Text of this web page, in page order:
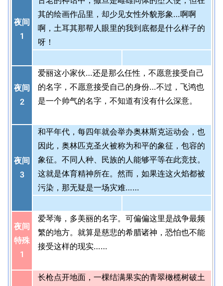
夜间
1
其的绘画作品里，却少见女性外貌形象…啊啊
啊，土耳其那帮人眼里的我到底都是什么样子的
呀！
夜间
2
爱丽这小家伙…还是那么任性，不愿意接受自己
的名字，不愿意接受自己的身份…不过，飞鸿也
是一个帅气的名字，不知道有没有什么深意。
夜间
3
和平年代，每四年就会举办奥林斯克运动会，也
因此，奥林匹克圣火被称为和平的象征，包容的
象征。不同人种、民族的人能够平等在此竞技。
这就是体育精神所在。然而，如果连这火焰都被
污染，那无疑是一场灾难……
夜间
特殊
1
爱琴海，多美丽的名字。可偏偏这里是战争最频
繁的地方。就算是慈悲的希腊诸神，恐怕也不能
接受这样的现实……
长枪点开地面，一棵结满果实的青翠橄榄树破土